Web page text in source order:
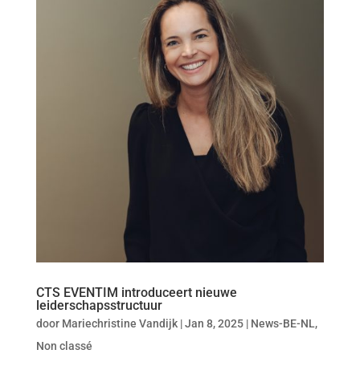
CTS EVENTIM introduceert nieuwe
leiderschapsstructuur
door Mariechristine Vandijk|Jan 8, 2025| News-BE-NL,
Non classé